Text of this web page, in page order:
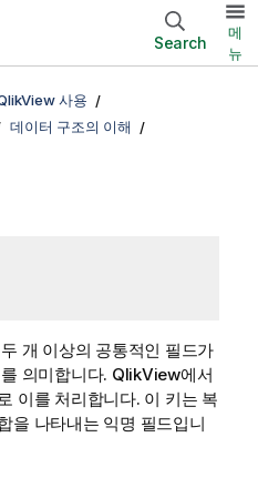
Search
메
뉴
사용
데이터 구조의 이해
개 이상의 공통적인 필드가
의미합니다. QlikView에서
이를 처리합니다. 이 키는 복
을 나타내는 익명 필드입니